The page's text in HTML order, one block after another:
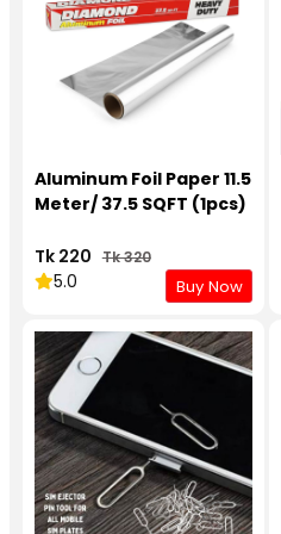
Aluminum Foil Paper 11.5
Meter/ 37.5 SQFT (1pcs)
Tk 220 Tk 320
5.0 Buy Now